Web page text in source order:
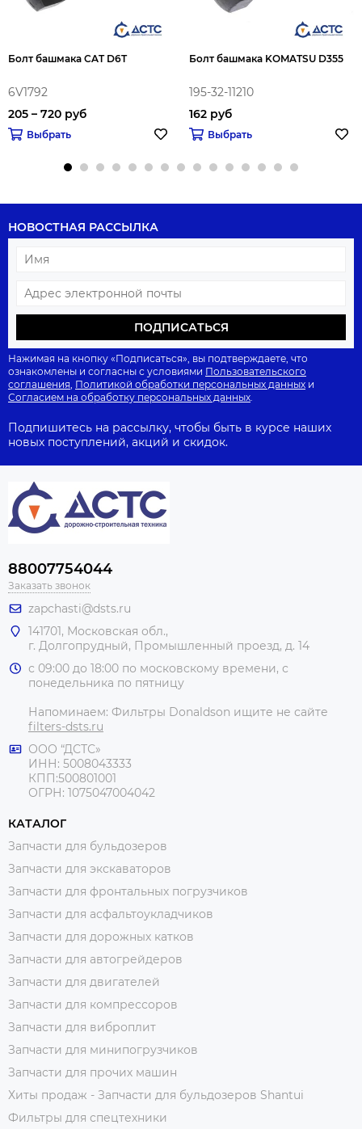
Болт башмака CAT D6T
6V1792
205 – 720 руб
Выбрать
Болт башмака KOMATSU D355
195-32-11210
162 руб
Выбрать
НОВОСТНАЯ РАССЫЛКА
ПОДПИСАТЬСЯ
Нажимая на кнопку «Подписаться», вы подтверждаете, что
ознакомлены и согласны с условиями Пользовательского
соглашения Политикой обработки персональных данных и
Согласием на обработку персональных данных
Подпишитесь на рассылку, чтобы быть в курсе наших
новых поступлений, акций и скидок.
88007754044
Заказать звонок
zapchasti@dsts.ru
141701, Московская обл.,
г. Долгопрудный, Промышленный проезд, д. 14
с 09:00 до 18:00 по московскому времени, с
понедельника по пятницу
Напоминаем: Фильтры Donaldson ищите не сайте
filters-dsts.ru
ООО “ДСТС»
ИНН: 5008043333
КПП:500801001
ОГРН: 1075047004042
КАТАЛОГ
Запчасти для бульдозеров
Запчасти для экскаваторов
Запчасти для фронтальных погрузчиков
Запчасти для асфальтоукладчиков
Запчасти для дорожных катков
Запчасти для автогрейдеров
Запчасти для двигателей
Запчасти для компрессоров
Запчасти для виброплит
Запчасти для минипогрузчиков
Запчасти для прочих машин
Хиты продаж - Запчасти для бульдозеров Shantui
Фильтры для спецтехники